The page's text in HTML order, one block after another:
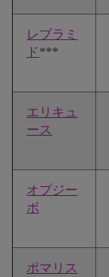
レブラミ
ド***
エリキュ
ース
オプジー
ボ
ポマリス